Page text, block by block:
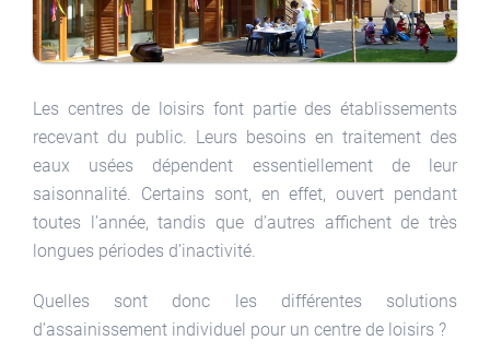
Les centres de loisirs font partie des établissements
recevant du public. Leurs besoins en traitement des
eaux usées dépendent essentiellement de leur
saisonnalité. Certains sont, en effet, ouvert pendant
toutes l’année, tandis que d’autres affichent de très
longues périodes d’inactivité.
Quelles sont donc les différentes solutions
d’assainissement individuel pour un centre de loisirs ?